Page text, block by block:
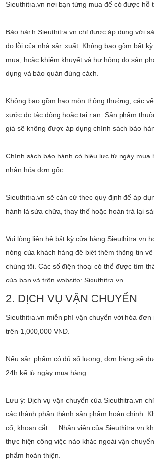
Sieuthitra.vn nơi bạn từng mua để có được hỗ
Bảo hành Sieuthitra.vn chỉ được áp dụng với
do lỗi của nhà sản xuất. Không bao gồm bất
mua, hoặc khiếm khuyết và hư hỏng do sản
dụng và bảo quản đúng cách.
Không bao gồm hao mòn thông thường, các
xước do tác động hoặc tai nạn. Sản phẩm
giá sẽ không được áp dụng chính sách bảo
Chính sách bảo hành có hiệu lực từ ngày mua
nhận hóa đơn gốc.
Sieuthitra.vn sẽ căn cứ theo quy định để áp
hành là sửa chữa, thay thế hoặc hoàn trả lại
Vui lòng liên hệ bất kỳ cửa hàng Sieuthitra.vn
nóng của khách hàng để biết thêm thông tin
chúng tôi. Các số điện thoại có thể được tìm
của bạn và trên website: Sieuthitra.vn
2. DỊCH VỤ VẬN CHUYỂN
Sieuthitra.vn miễn phí vận chuyển với hóa đơn
trên 1,000,000 VNĐ.
Nếu sản phẩm có đủ số lượng, đơn hàng sẽ
24h kể từ ngày mua hàng.
Lưu ý: Dịch vụ vận chuyển của Sieuthitra.vn
các thành phần thành sản phẩm hoàn chỉnh.
cố, khoan cắt…. Nhân viên của Sieuthitra.vn
thực hiện công việc nào khác ngoài vận
phẩm hoàn thiện.